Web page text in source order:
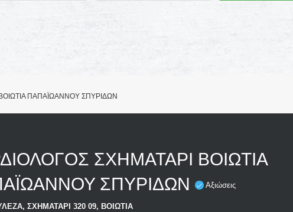
CHEM LAB
ΜΑΝΑΡΙΔΗΣ
ΧΕΙΡΟΠΡΑΚΤΙΚΟΣ ΣΠΟΝΔΥΛΙΚΗΣ
ΣΤΗΛΗΣ ΓΚΥΖΗ ΑΤΤΙΚΗ
ΠΑΠΑΪΩΑΝΝΟΥ ΣΠΥΡΙΔΩΝ
ΣΧΗΜΑΤΑΡΙ ΒΟΙΩΤΙΑ
ΣΠΥΡΙΔΩΝ
Αξιώσεις
ΣΧΗΜΑΤΑΡΙ 320 09, ΒΟΙΩΤΙΑ